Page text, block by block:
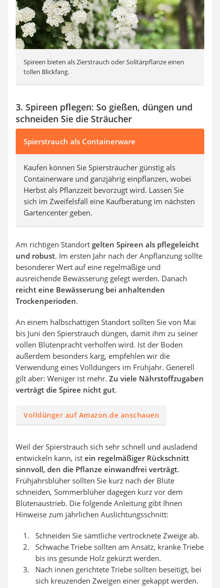
Spireen bieten als Zierstrauch oder Solitärpflanze einen
tollen Blickfang.
3. Spireen pflegen: So gießen, düngen und
schneiden Sie die Sträucher
Spierstrauch als Containerware
Kaufen können Sie Spiersträucher günstig als
Containerware und ganzjährig einpflanzen, wobei
Herbst als Pflanzzeit bevorzugt wird. Lassen Sie
sich im Zweifelsfall eine Kaufberatung im nächsten
Gartencenter geben.
Am richtigen Standort gelten Spireen als pflegeleicht
und robust. Im ersten Jahr nach der Anpflanzung sollte
besonderer Wert auf eine regelmäßige und
ausreichende Bewässerung gelegt werden. Danach
reicht eine Bewässerung bei anhaltenden
Trockenperioden.
An einem halbschattigen Standort sollten Sie von Mai
bis Juni den Spierstrauch düngen, damit ihm zu seiner
vollen Blütenpracht verholfen wird. Ist der Boden
außerdem besonders karg, empfehlen wir die
Verwendung eines Volldüngers im Frühjahr. Generell
gilt aber: Weniger ist mehr. Zu viele Nährstoffzugaben
verträgt die Spiree nicht gut.
Volldünger auf Amazon.de anschauen
Weil der Spierstrauch sich sehr schnell und ausladend
entwickeln kann, ist ein regelmäßiger Rückschnitt
sinnvoll, den die Pflanze einwandfrei verträgt.
Frühjahrsblüher sollten Sie kurz nach der Blüte
schneiden, Sommerblüher dagegen kurz vor dem
Blütenaustrieb. Die folgende Anleitung gibt Ihnen
Hinweise zum jährlichen Auslichtungsschnitt:
Schneiden Sie sämtliche vertrocknete Zweige ab.
Schwache Triebe sollten am Ansatz, kranke Triebe
bis ins gesunde Holz gekürzt werden.
Nach innen gerichtete Triebe sollten beseitigt, bei
sich kreuzenden Zweigen einer gekappt werden.